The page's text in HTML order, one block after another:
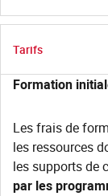
Tarifs
Formation
Les frais de
les ressources
les supports de
par les